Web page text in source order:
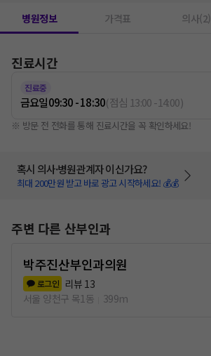
병원정보 가격표 의사(2)
진료시간
진료중
금요일09:30 - 18:30(점심 13:00-14:00)
※ 방문 전 전화를 통해 진료시간을 꼭 확인하세요!
혹시 의사·병원관계자 이신가요?
최대 200만원 받고 바로 광고 시작하세요! 💰💰
주변 다른 산부인과
박주진산부인과의원
로그인 리뷰 13
서울 양천구 목1동
399m